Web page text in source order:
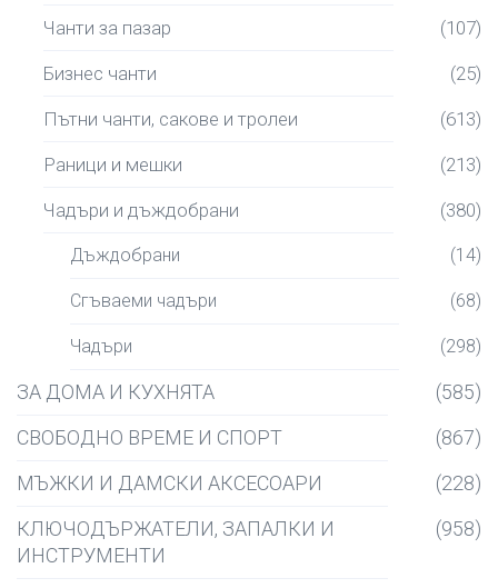
Чанти за пазар (107)
Бизнес чанти (25)
Пътни чанти, сакове и тролеи (613)
Раници и мешки (213)
Чадъри и дъждобрани (380)
Дъждобрани (14)
Сгъваеми чадъри (68)
Чадъри (298)
ЗА ДОМА И КУХНЯТА
(585)
СВОБОДНО ВРЕМЕ И СПОРТ
(867)
МЪЖКИ И ДАМСКИ АКСЕСОАРИ
(228)
КЛЮЧОДЪРЖАТЕЛИ, ЗАПАЛКИ И
ИНСТРУМЕНТИ
(958)